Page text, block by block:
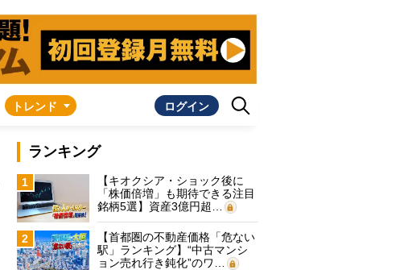
トレンド ログイン
ランキング
1
【キオクシア・ショック後に
「株価倍増」も期待できる注目
銘柄5選】資産3億円超…
2
【首都圏の不動産価格「危ない
駅」ランキング】“中古マンシ
ョン売れ行き鈍化”のワ…